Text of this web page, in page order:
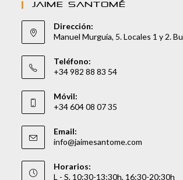
JAIME SANTOMÉ
Dirección:
Manuel Murguía, 5. Locales 1 y 2.
Teléfono:
+34 982 88 83 54
Móvil:
+34 604 08 07 35
Email:
info@jaimesantome.com
Horarios:
L - S, 10:30-13:30h, 16:30-20:30h